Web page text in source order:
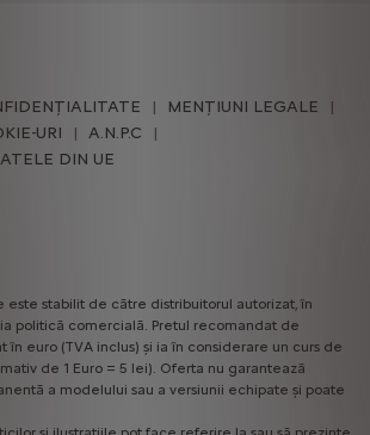
MENȚIUNI LEGALE
URI
A.N.P.C
DIN UE
este stabilit de către distribuitorul autorizat, în
politică comercială. Pretul recomandat de
în euro (TVA inclus) și ia în considerare un curs de
de 1 Euro = 5 lei). Oferta nu garantează
a modelului sau a versiunii echipate și poate